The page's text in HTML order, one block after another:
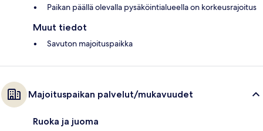
Paikan päällä olevalla pysäköintialueella on korkeusrajoitus
Muut tiedot
Savuton majoituspaikka
Majoituspaikan palvelut/mukavuudet
Ruoka ja juoma